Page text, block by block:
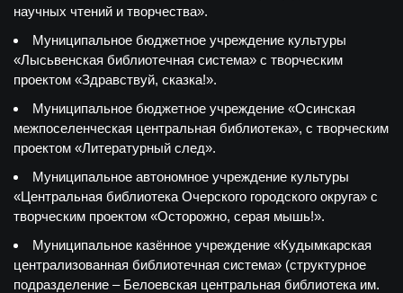
научных чтений и творчества».
Муниципальное бюджетное учреждение культуры
«Лысьвенская библиотечная система» с творческим
проектом «Здравствуй, сказка!».
Муниципальное бюджетное учреждение «Осинская
межпоселенческая центральная библиотека», с творческим
проектом «Литературный след».
Муниципальное автономное учреждение культуры
«Центральная библиотека Очерского городского округа» с
творческим проектом «Осторожно, серая мышь!».
Муниципальное казённое учреждение «Кудымкарская
централизованная библиотечная система» (структурное
подразделение – Белоевская центральная библиотека им.